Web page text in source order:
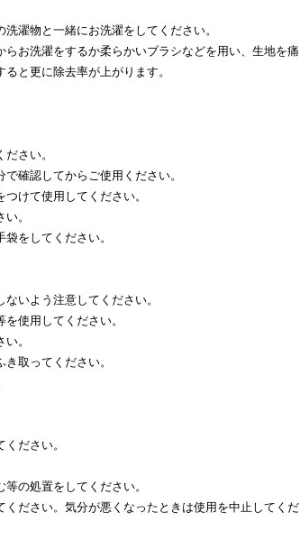
濯物と一緒にお洗濯をしてください。
お洗濯をするか柔らかいブラシなどを用い、生地を痛
と更に除去率が上がります。
さい。
確認してからご使用ください。
けて使用してください。
。
をしてください。
いよう注意してください。
使用してください。
。
取ってください。
ださい。
の処置をしてください。
ださい。気分が悪くなったときは使用を中止してくだ